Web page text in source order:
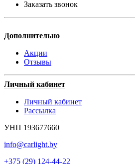
Заказать звонок
Дополнительно
Акции
Отзывы
Личный кабинет
Личный кабинет
Рассылка
УНП 193677660
info@carlight.by
+375 (29) 124-44-22